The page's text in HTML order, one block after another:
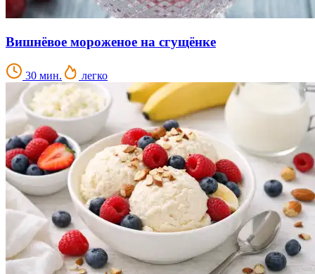
Вишнёвое мороженое на сгущёнке
30 мин. легко